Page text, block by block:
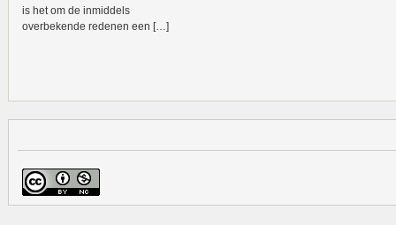
is het om de inmiddels
overbekende redenen een […]